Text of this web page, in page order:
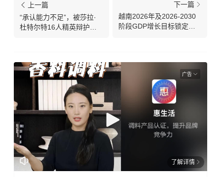
上一篇
“承认能力不足”，被莎拉·
杜特尔特16人精英辩护团
下一篇
越南2026年及2026-2030
阶段GDP增长目标锁定两
广告
了解详情